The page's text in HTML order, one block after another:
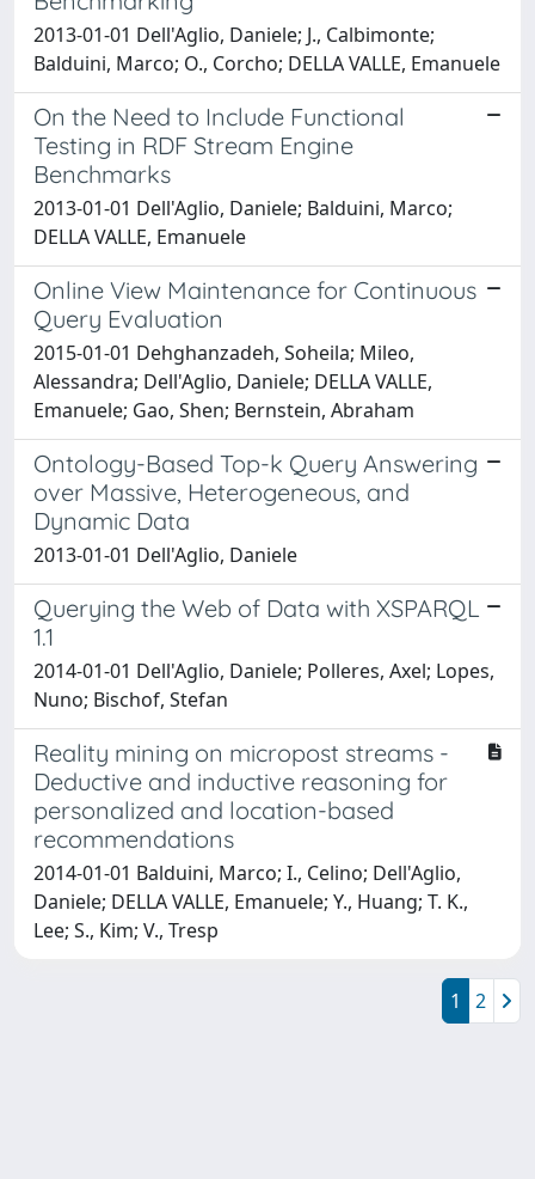
2013-01-01 Dell'Aglio, Daniele; J., Calbimonte;
Balduini, Marco; O., Corcho; DELLA VALLE, Emanuele
On the Need to Include Functional
Testing in RDF Stream Engine
Benchmarks
2013-01-01 Dell'Aglio, Daniele; Balduini, Marco;
DELLA VALLE, Emanuele
Online View Maintenance for Continuous
Query Evaluation
2015-01-01 Dehghanzadeh, Soheila; Mileo,
Alessandra; Dell'Aglio, Daniele; DELLA VALLE,
Emanuele; Gao, Shen; Bernstein, Abraham
Ontology-Based Top-k Query Answering
over Massive, Heterogeneous, and
Dynamic Data
2013-01-01 Dell'Aglio, Daniele
Querying the Web of Data with XSPARQL
1.1
2014-01-01 Dell'Aglio, Daniele; Polleres, Axel; Lopes,
Nuno; Bischof, Stefan
Reality mining on micropost streams -
Deductive and inductive reasoning for
personalized and location-based
recommendations
2014-01-01 Balduini, Marco; I., Celino; Dell'Aglio,
Daniele; DELLA VALLE, Emanuele; Y., Huang; T. K.,
Lee; S., Kim; V., Tresp
1 2